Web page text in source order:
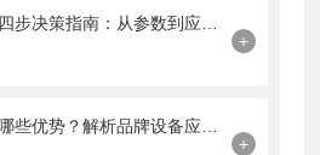
土壤施肥检测仪选购四步决策指南：从参数到应用场景的品牌精准匹配方法
+
全自动水浴氮吹仪有哪些优势？解析品牌设备应用特点
+